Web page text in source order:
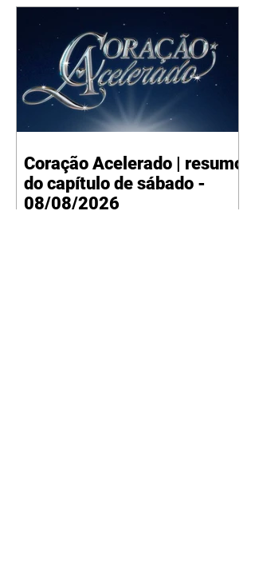
joalheria. André conta a Pedro
que a associação de advogados
expulsou Ademir. Laurentino
contrata Adriana para servir no
restaurante. Adriana vê Pedro e
Bruna no restaurante. Bruna
provoca Adriana. Dora pede
encontro com Suely. Adriana diz
a Lyris que está feliz trabalhando
no restaurante de Nanc
Coração Acelerado | resumo
do capítulo de sábado -
08/08/2026